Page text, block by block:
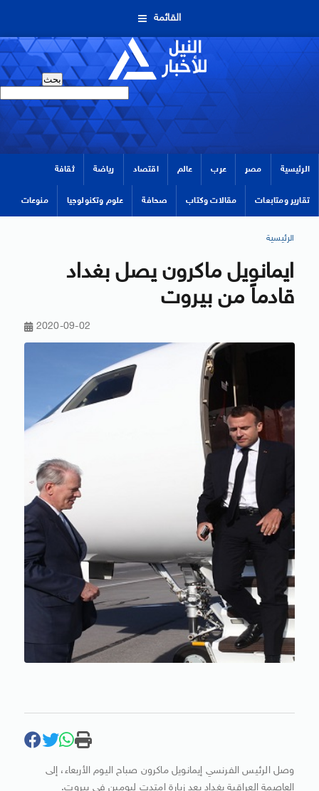
القائمة
الرئيسية مصر عرب عالم اقتصاد رياضة ثقافة
تقارير ومتابعات مقالات وكتاب صحافة علوم وتكنولوجيا منوعات
الرئيسية
ايمانويل ماكرون يصل بغداد
قادماً من بيروت
2020-09-02
وصل الرئيس الفرنسي إيمانويل ماكرون صباح اليوم الأربعاء، إلى
العاصمة العراقية بغداد بعد زيارة امتدت ليومين في بيروت.